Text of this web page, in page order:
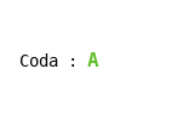
Coda : A